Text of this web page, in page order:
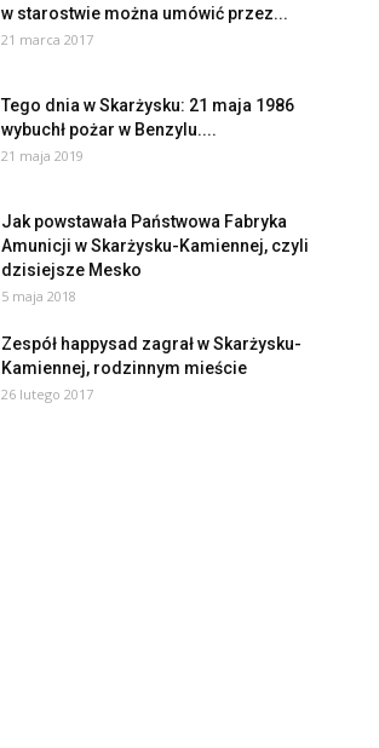
w starostwie można umówić przez...
21 marca 2017
Tego dnia w Skarżysku: 21 maja 1986
wybuchł pożar w Benzylu....
21 maja 2019
Jak powstawała Państwowa Fabryka
Amunicji w Skarżysku-Kamiennej, czyli
dzisiejsze Mesko
5 maja 2018
Zespół happysad zagrał w Skarżysku-
Kamiennej, rodzinnym mieście
26 lutego 2017